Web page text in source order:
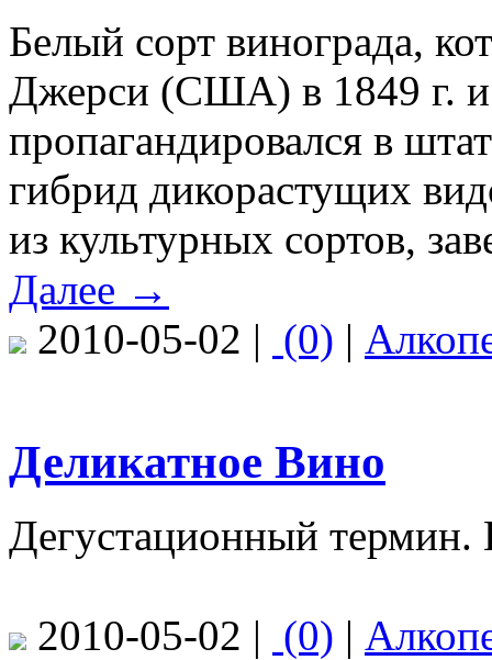
Белый сорт винограда,
Джерси (США) в 1849 г. и
пропагандировался в
гибрид дикорастущих
из культурных сортов,
Далее →
2010-05-02 | (0) |
Деликатное Вино
Дегустационный термин.
2010-05-02 | (0) |